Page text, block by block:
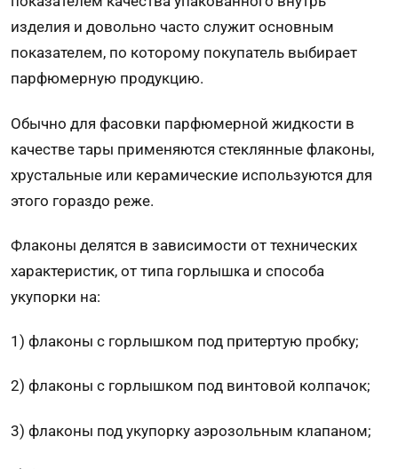
изделия и довольно часто служит основным
показателем, по которому покупатель выбирает
парфюмерную продукцию.
Обычно для фасовки парфюмерной жидкости в
качестве тары применяются стеклянные флаконы,
хрустальные или керамические используются для
этого гораздо реже.
Флаконы делятся в зависимости от технических
характеристик, от типа горлышка и способа
укупорки на:
1) флаконы с горлышком под притертую пробку;
2) флаконы с горлышком под винтовой колпачок;
3) флаконы под укупорку аэрозольным клапаном;